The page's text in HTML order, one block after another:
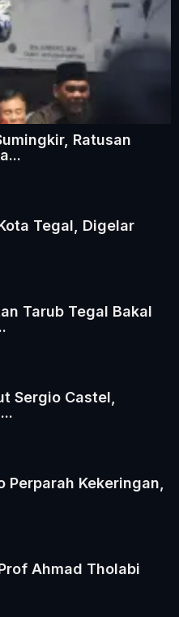
Ratusan
Tegal, Digelar
Tarub Tegal Bakal
Sergio Castel,
Perparah Kekeringan,
Ahmad Tholabi